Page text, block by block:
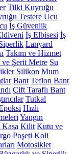
Tilki Kuyruğu
Testere Ucu
İş Güvenlik
İş Elbisesi İş
Lanyard
Takım ve Hizmet
ve Şerit Metre Su
Silikon Mum
Bant Teflon Bant
Çift Taraflı Bant
Tutkal
Hızlı
Yangın
Kilit Kutu ve
Poşeti Koli
Motosiklet